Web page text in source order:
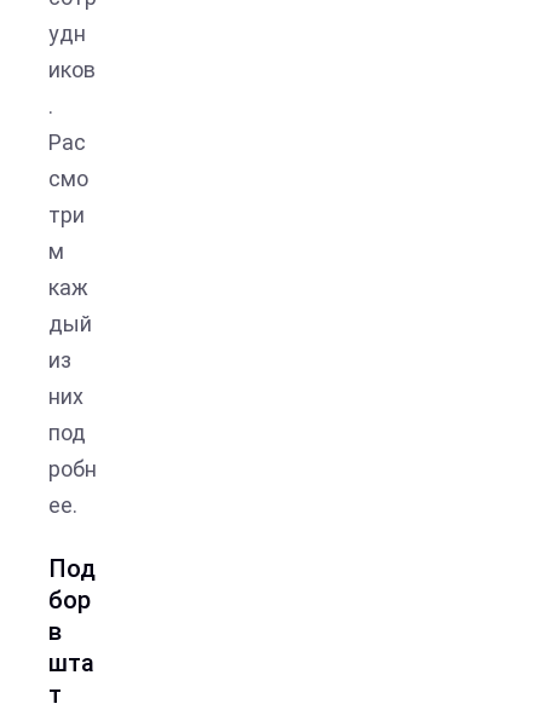
удн
иков
.
Рас
смо
три
м
каж
дый
из
них
под
робн
ее.
Под
бор
в
шта
т